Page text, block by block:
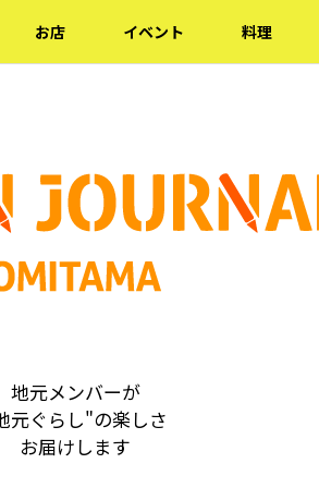
お店 イベント 料理
地元メンバーが
元ぐらし"の楽しさ
お届けします